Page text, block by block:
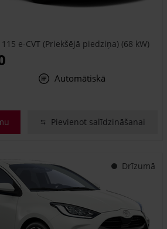
e-CVT (Priekšējā piedziņa) (68 kW)
Automātiskā
Pievienot salīdzināšanai
Drīzumā